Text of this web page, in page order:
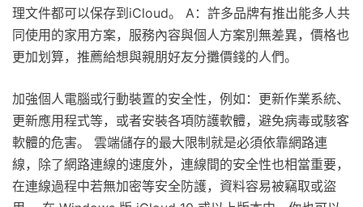
理文件都可以保存到iCloud。 A：許多品牌有推出能多人共
同使用的家用方案，服務內容與個人方案別無差異，價格也
更加划算，推薦給想與親朋好友分攤價錢的人們。
加強個人電腦或行動裝置的安全性，例如：更新作業系統、
更新應用程式等，或者安裝各項防護軟體，避免病毒或駭客
軟體的危害。 雲端儲存的最大限制就是必須依靠網路連
線，除了網路連線的速度外，連線間的安全性也相當重要，
在連線過程中若無加密等安全防護，資料容易被竊取或盜